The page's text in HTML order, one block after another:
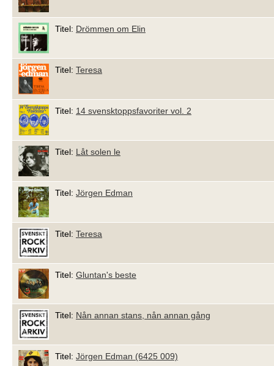
Titel: Drömmen om Elin
Titel: Teresa
Titel: 14 svensktoppsfavoriter vol. 2
Titel: Låt solen le
Titel: Jörgen Edman
Titel: Teresa
Titel: Gluntan's beste
Titel: Nån annan stans, nån annan gång
Titel: Jörgen Edman (6425 009)